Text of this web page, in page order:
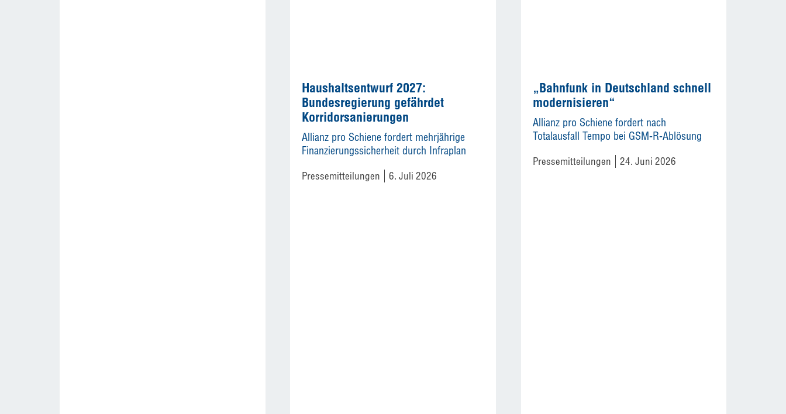
Haushaltsentwurf 2027:
Bundesregierung gefährdet
Korridorsanierungen
Allianz pro Schiene fordert mehrjährige
Finanzierungssicherheit durch Infraplan
Pressemitteilungen 6. Juli 2026
„Bahnfunk in Deutschland schnell
modernisieren“
Allianz pro Schiene fordert nach
Totalausfall Tempo bei GSM-R-Ablösung
Pressemitteilungen 24. Juni 2026